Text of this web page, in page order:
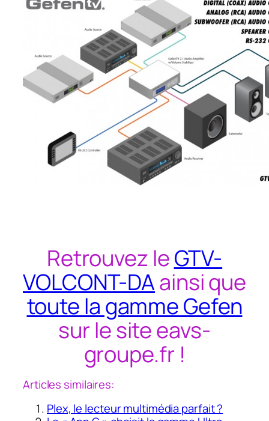
Retrouvez leGTV-
VOLCONT-DAainsi que
toute la gamme Gefen
sur le site eavs-
groupe.fr !
Articles similaires:
Plex, le lecteur multimédia parfait ?